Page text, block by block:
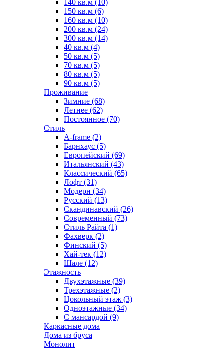
140 кв.м (10)
150 кв.м (6)
160 кв.м (10)
200 кв.м (24)
300 кв.м (14)
40 кв.м (4)
50 кв.м (5)
70 кв.м (5)
80 кв.м (5)
90 кв.м (5)
Проживание
Зимние (68)
Летнее (62)
Постоянное (70)
Стиль
A-frame (2)
Барнхаус (5)
Европейский (69)
Итальянский (43)
Классический (65)
Лофт (31)
Модерн (34)
Русский (13)
Скандинавский (26)
Современный (73)
Стиль Райта (1)
Фахверк (2)
Финский (5)
Хай-тек (12)
Шале (12)
Этажность
Двухэтажные (39)
Трехэтажные (2)
Цокольный этаж (3)
Одноэтажные (34)
С мансардой (9)
Каркасные дома
Дома из бруса
Монолит